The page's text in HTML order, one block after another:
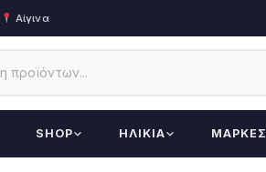
Αίγινα
SHOP ΗΛΙΚΊΑ ΜΆΡΚΕΣ